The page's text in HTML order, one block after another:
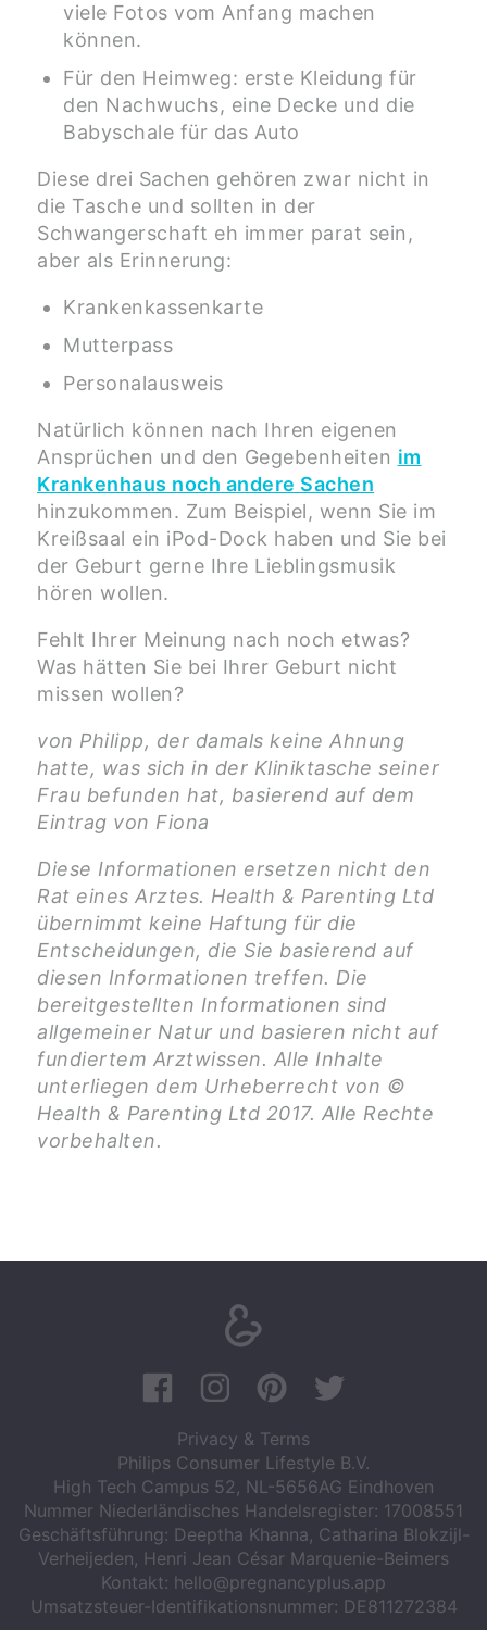
viele Fotos vom Anfang machen
können.
Für den Heimweg: erste Kleidung für
den Nachwuchs, eine Decke und die
Babyschale für das Auto
Diese drei Sachen gehören zwar nicht in
die Tasche und sollten in der
Schwangerschaft eh immer parat sein,
aber als Erinnerung:
Krankenkassenkarte
Mutterpass
Personalausweis
Natürlich können nach Ihren eigenen
Ansprüchen und den Gegebenheiten im
Krankenhaus noch andere Sachen
hinzukommen. Zum Beispiel, wenn Sie im
Kreißsaal ein iPod-Dock haben und Sie bei
der Geburt gerne Ihre Lieblingsmusik
hören wollen.
Fehlt Ihrer Meinung nach noch etwas?
Was hätten Sie bei Ihrer Geburt nicht
missen wollen?
von Philipp, der damals keine Ahnung
hatte, was sich in der Kliniktasche seiner
Frau befunden hat, basierend auf dem
Eintrag von Fiona
Diese Informationen ersetzen nicht den
Rat eines Arztes. Health & Parenting Ltd
übernimmt keine Haftung für die
Entscheidungen, die Sie basierend auf
diesen Informationen treffen. Die
bereitgestellten Informationen sind
allgemeiner Natur und basieren nicht auf
fundiertem Arztwissen. Alle Inhalte
unterliegen dem Urheberrecht von ©
Health & Parenting Ltd 2017. Alle Rechte
vorbehalten.
Privacy & Terms
Philips Consumer Lifestyle B.V.
High Tech Campus 52, NL-5656AG Eindhoven
Nummer Niederländisches Handelsregister: 17008551
Geschäftsführung: Deeptha Khanna, Catharina Blokzijl-
Verheijeden, Henri Jean César Marquenie-Beimers
Kontakt: hello@pregnancyplus.app
Umsatzsteuer-Identifikationsnummer: DE811272384